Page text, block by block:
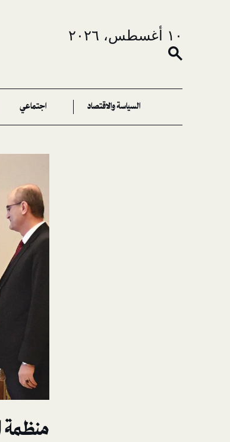
١٠ أغسطس، ٢٠٢٦
السياسة والاقتصاد اجتماعي
منظمة